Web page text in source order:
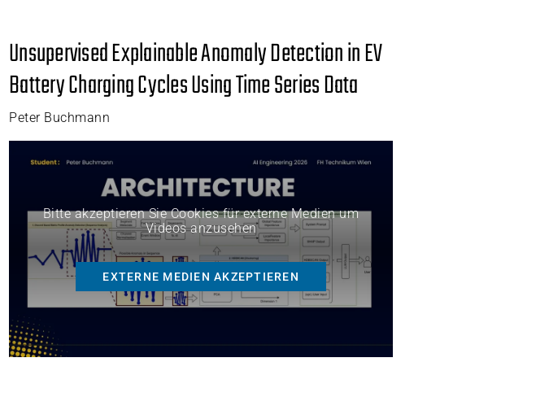
Unsupervised Explainable Anomaly Detection in EV
Battery Charging Cycles Using Time Series Data
Peter Buchmann
Bitte akzeptieren Sie Cookies für externe Medien um
Videos anzusehen
EXTERNE MEDIEN AKZEPTIEREN